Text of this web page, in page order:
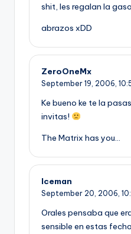
shit, les regalan la
abrazos xDD
ZeroOneMx
September 19, 2006,
Ke bueno ke te la
invitas!
The Matrix has you…
Iceman
September 20, 2006,
Orales pensaba que
sensible en estas